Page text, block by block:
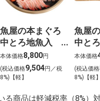
魚屋の本まぐろ
中とろ地魚入
上生寿司 寿
（ことぶき）わ
さび抜き【g-1】
本体価格8,800円
(税込価格9,504円／税
8%)【軽】
魚屋
中と
上生
（み
び抜
本体価格
(税込価格
8%)【軽】
る商品は軽減税率（8%）